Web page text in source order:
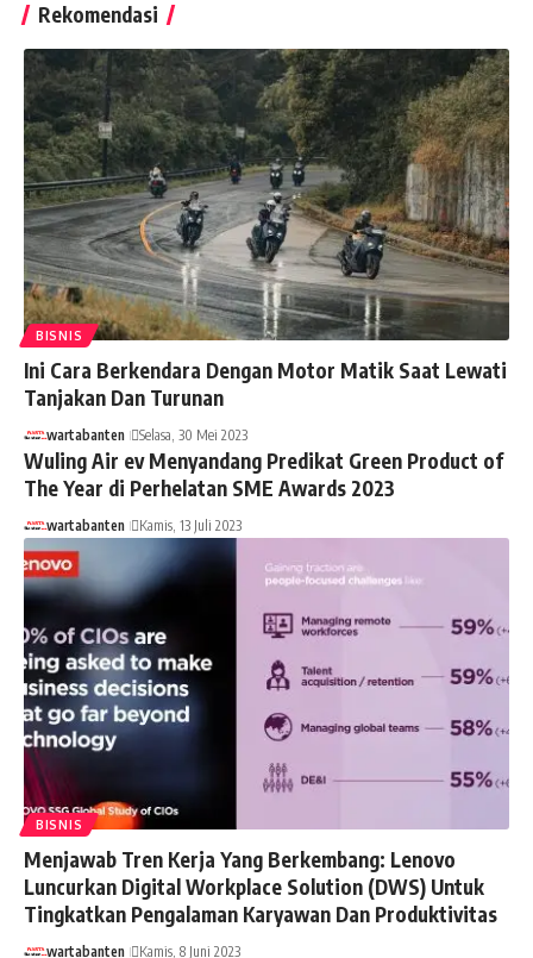
Rekomendasi
BISNIS
Ini Cara Berkendara Dengan Motor Matik Saat Lewati
Tanjakan Dan Turunan
wartabanten Selasa, 30 Mei 2023
Wuling Air ev Menyandang Predikat Green Product of
The Year di Perhelatan SME Awards 2023
wartabanten Kamis, 13 Juli 2023
BISNIS
Menjawab Tren Kerja Yang Berkembang: Lenovo
Luncurkan Digital Workplace Solution (DWS) Untuk
Tingkatkan Pengalaman Karyawan Dan Produktivitas
wartabanten Kamis, 8 Juni 2023